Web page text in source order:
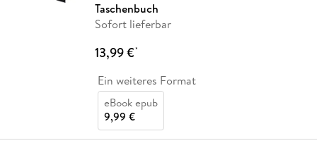
Taschenbuch
Sofort lieferbar
13,99 €*
Ein weiteres Format
eBook epub
9,99 €